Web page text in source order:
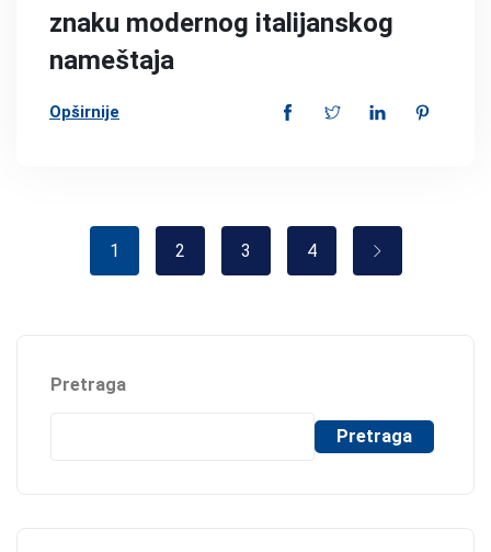
znaku modernog italijanskog
nameštaja
Opširnije
1 2 3 4
Pretraga
Pretraga